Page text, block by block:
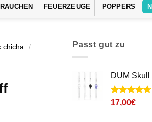
FEUERZEUGE POPPERS
chicha
/
Passt gut zu
DUM Skull
Noté4.7
sur 5 basé
3
17,00€